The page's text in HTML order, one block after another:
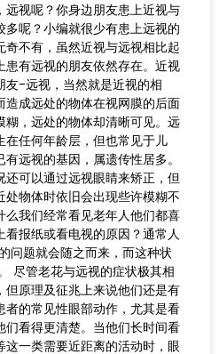
视呢？你身边朋友患上近视与
呢？小编就很少有患上远视的
不有，虽然近视与远视相比起
有远视的朋友依然存在。近视
友-远视，当然就是近视的相
成远处的物体在视网膜的后面
，远处的物体却清晰可见。远
任何年龄层，但也常见于儿
远视的基因，属遗传性居多。
可以通过远视眼睛来矫正，但
物体时依旧会出现些许模糊不
我们经常看见老年人他们都喜
报纸或看电视的原因？通常人
问题就会随之而来，而这种状
尽管老花与远视的症状极其相
原理及征兆上来说他们还是有
的常见性眼部动作，尤其是看
看得更清楚。当他们长时间看
一类需要近距离的活动时，眼